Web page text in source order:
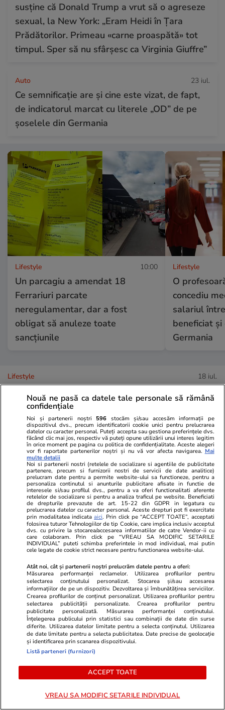
susține că Donald Trump a vrut să o agreseze
sexual, la New York: „Eram Heidi în Țara
Prădătorilor. Primeau «carne proaspătă» tot
timpul. Sper să nu sfârșesc ca Virginia Giuffre”
Auto 23 iul.
Ce semnificație are și cine este vizat, de fapt,
de indicatorul marcat cu literele „OD” de pe
șoselele din Germania
Lifestyle 10:00
Un parcagiu a amendat 18
Ferrariuri parcate
neregulamentar, dar a fost
obligat să anuleze toate
sancțiunile
Lifestyle
O
concediu
salariul
beneficiat
Germania
Lifestyle 18 iul.
Semnele deshidratării și cum să
o previi
Lifestyle 17 iul.
De ce să nu păstrezi cartofii
lângă ceapă
Lifestyle 20 iul.
Ce este batch cooking și cum îți
poate simplifica mesele
săptămânale
Nouă ne pasă ca datele tale personale să rămână
confidențiale
Noi și partenerii noștri 596 stocăm și/sau accesăm informații pe
dispozitivul dvs., precum identificatorii cookie unici pentru prelucrarea
datelor cu caracter personal. Puteți accepta sau gestiona preferințele dvs.
făcând clic mai jos, respectiv vă puteți opune utilizării unui interes legitim
în orice moment pe pagina cu politica de confidențialitate. Aceste alegeri
vor fi raportate partenerilor noștri și nu vă vor afecta navigarea. Mai
multe detalii
Noi si partenerii nostri (retelele de socializare si agentiile de publicitate
partenere, precum si furnizorii nostri de servicii de date analitice)
prelucram date pentru a permite website-ului sa functioneze, pentru a
personaliza continutul si anunturile publicitare afisate in functie de
interesele si/sau profilul dvs., pentru a va oferi functionalitati aferente
retelelor de socializare si pentru a analiza traficul pe website. Beneficiati
de drepturile prevazute de art. 15-22 din GDPR in legatura cu
prelucrarea datelor cu caracter personal. Aceste drepturi pot fi exercitate
prin modalitatea indicataaici. Prin click pe “ACCEPT TOATE”, acceptati
folosirea tuturor Tehnologiilor de tip Cookie, care implica inclusiv acceptul
dvs. cu privire la stocarea/accesarea informatiilor de catre Vendor-ii cu
care colaboram. Prin click pe “VREAU SA MODIFIC SETARILE
INDIVIDUAL” puteti schimba preferintele in mod individual, mai putin
cele legate de cookie strict necesare pentru functionarea website-ului.
Atât noi, cât și partenerii noștri prelucrăm datele pentru a oferi:
Măsurarea performanței reclamelor. Utilizarea profilurilor pentru
selectarea conținutului personalizat. Stocarea și/sau accesarea
informațiilor de pe un dispozitiv. Dezvoltarea și îmbunătățirea serviciilor.
Crearea profilurilor de conținut personalizat. Utilizarea profilurilor pentru
selectarea publicității personalizate. Crearea profilurilor pentru
publicitate personalizată. Măsurarea performanței conținutului.
Înțelegerea publicului prin statistici sau combinații de date din surse
diferite. Utilizarea datelor limitate pentru a selecta conținutul. Utilizarea
de date limitate pentru a selecta publicitatea. Date precise de geolocație
și identificarea prin scanarea dispozitivului.
Listă parteneri (furnizori)
ACCEPT TOATE
VREAU SA MODIFIC SETARILE INDIVIDUAL